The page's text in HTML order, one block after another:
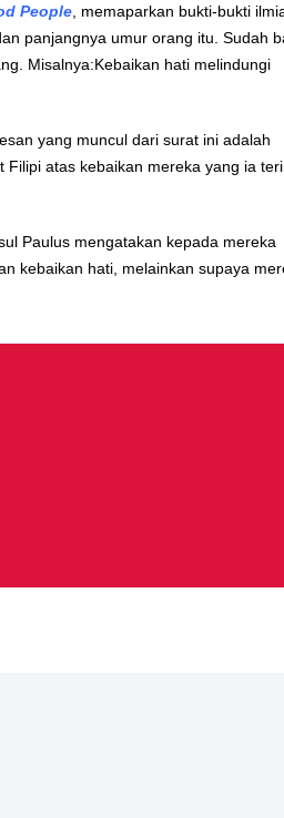
People, memaparkan bukti-bukti
panjangnya umur orang itu. Sudah
Misalnya:Kebaikan hati melindungi
yang muncul dari surat ini adalah
atas kebaikan mereka yang ia
Paulus mengatakan kepada mereka
kebaikan hati, melainkan supaya